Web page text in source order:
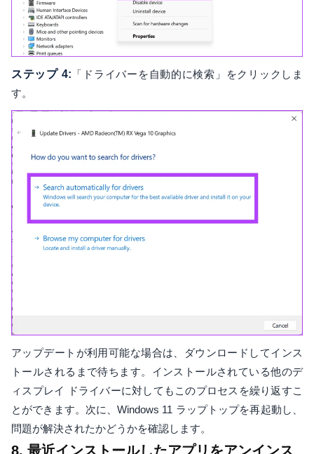
ステップ 4: 「ドライバーを自動的に検索」をクリックしま
す。
アップデートが利用可能な場合は、ダウンロードしてインス
トールされるまで待ちます。インストールされている他のデ
ィスプレイ ドライバーに対してもこのプロセスを繰り返すこ
とができます。次に、Windows 11 ラップトップを再起動し、
問題が解決されたかどうかを確認します。
8. 最近インストールしたアプリをアンインス